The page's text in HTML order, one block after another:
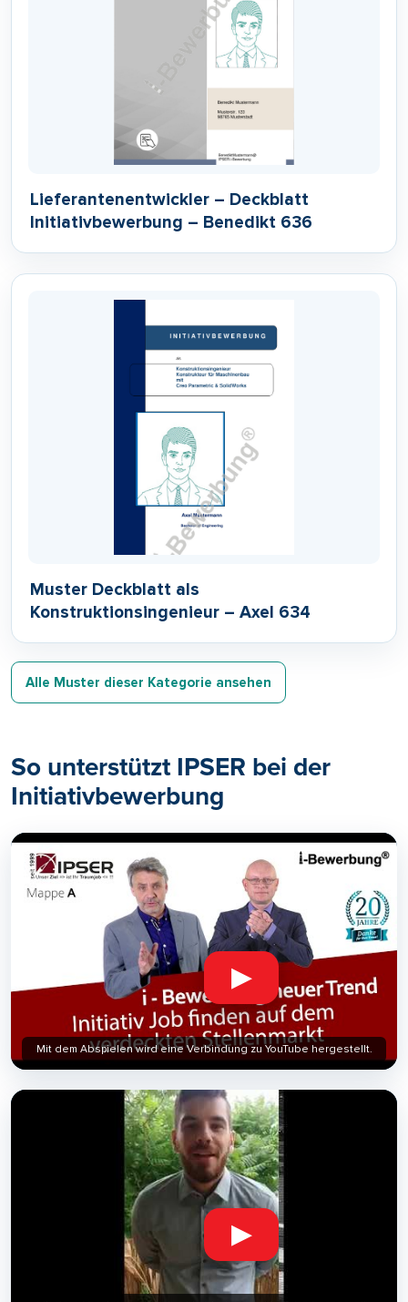
Lieferantenentwickler – Deckblatt
Initiativbewerbung – Benedikt 636
Muster Deckblatt als
Konstruktionsingenieur – Axel 634
Alle Muster dieser Kategorie ansehen
So unterstützt IPSER bei der
Initiativbewerbung
▶
Mit dem Abspielen wird eine Verbindung zu YouTube hergestellt.
▶